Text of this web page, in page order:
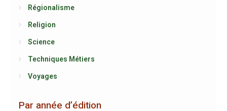
Régionalisme
Religion
Science
Techniques Métiers
Voyages
Par année d’édition